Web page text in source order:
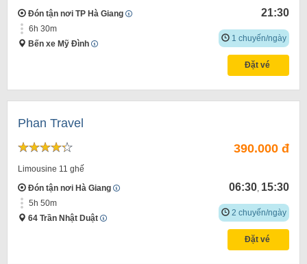
Đón tận nơi TP Hà Giang
6h 30m
Bến xe Mỹ Đình
21:30
1 chuyến/ngày
Đặt vé
Phan Travel
Limousine 11 ghế
Đón tận nơi Hà Giang
5h 50m
64 Trần Nhật Duật
390.000 đ
06:30 15:30
2 chuyến/ngày
Đặt vé